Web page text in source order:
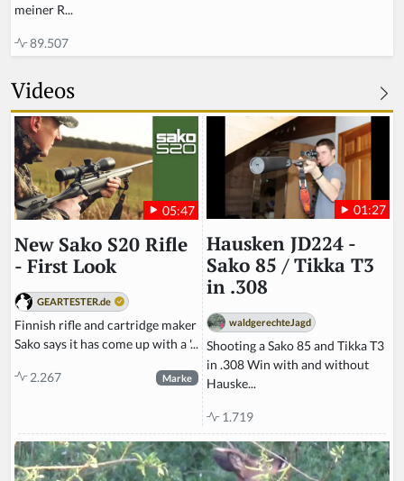
meiner R...
89.507
Videos
05:47
New Sako S20 Rifle
- First Look
GEARTESTER.de
Finnish rifle and cartridge maker
Sako says it has come up with a '...
2.267 Marke
01:27
Hausken JD224 -
Sako 85 / Tikka T3
in .308
waldgerechteJagd
Shooting a Sako 85 and Tikka T3
in .308 Win with and without
Hauske...
1.719